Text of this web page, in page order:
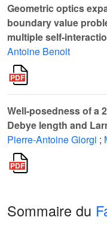
Geometric optics
boundary value
multiple self-
Antoine Benoit
Well-posedness of a
Debye length and
Pierre-Antoine Giorgi ;
Sommaire du